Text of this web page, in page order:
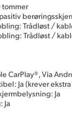
tommer
Trådløst /
Trådløst /
CarPlay®, Via
Ja (krever
Ja
Ja